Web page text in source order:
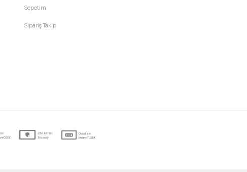
Sepetim
Sipariş Takip